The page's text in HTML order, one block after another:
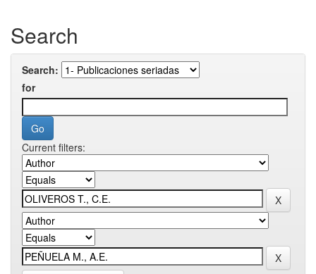
Search
Search:
for
Current filters: